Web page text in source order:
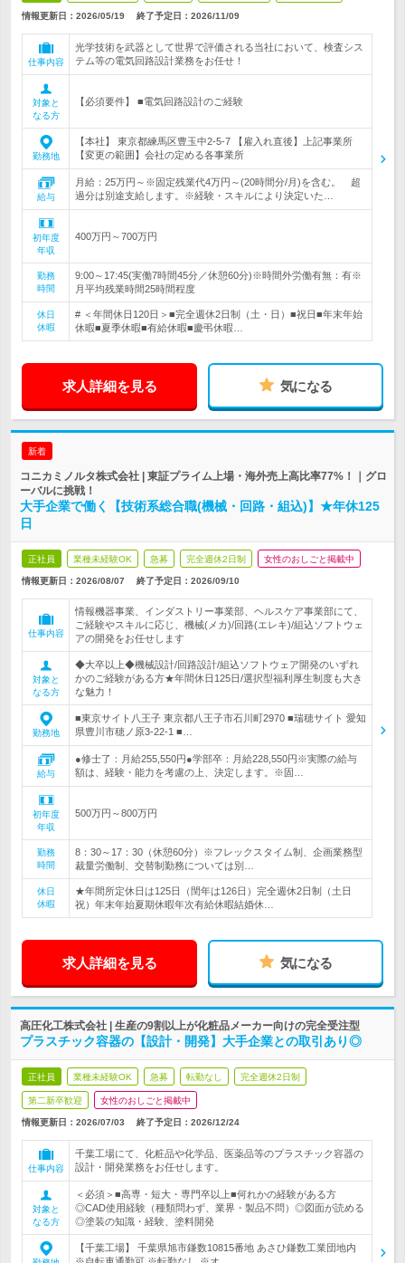
情報更新日：2026/05/19 終了予定日： 2026/11/09
仕事内容
光学技術を武器として世界で評価される当社において、検査シス
テム等の電気回路設計業務をお任せ！
対象と
なる方
【必須要件】 ■電気回路設計のご経験
勤務地
【本社】 東京都練馬区豊玉中2-5-7 【雇入れ直後】上記事業所
【変更の範囲】会社の定める各事業所
給与
月給：25万円～※固定残業代4万円～(20時間分/月)を含む。 超
過分は別途支給します。※経験・スキルにより決定いた…
初年度
年収
400万円～700万円
勤務
時間
9:00～17:45(実働7時間45分／休憩60分)※時間外労働有無：有※
月平均残業時間25時間程度
休日
休暇
# ＜年間休日120日＞■完全週休2日制（土・日）■祝日■年末年始
休暇■夏季休暇■有給休暇■慶弔休暇…
求人詳細を見る 気になる
新着
コニカミノルタ株式会社 | 東証プライム上場・海外売上高比率77%！｜グロ
ーバルに挑戦！
大手企業で働く【技術系総合職(機械・回路・組込)】★年休125
日
正社員 業種未経験OK 急募 完全週休2日制 女性のおしごと掲載中
情報更新日：2026/08/07 終了予定日： 2026/09/10
仕事内容
情報機器事業、インダストリー事業部、ヘルスケア事業部にて、
ご経験やスキルに応じ、機械(メカ)/回路(エレキ)/組込ソフトウェ
アの開発をお任せします
対象と
なる方
◆大卒以上◆機械設計/回路設計/組込ソフトウェア開発のいずれ
かのご経験がある方★年間休日125日/選択型福利厚生制度も大き
な魅力！
勤務地
■東京サイト八王子 東京都八王子市石川町2970 ■瑞穂サイト 愛知
県豊川市穂ノ原3-22-1 ■…
給与
●修士了：月給255,550円●学部卒：月給228,550円※実際の給与
額は、経験・能力を考慮の上、決定します。※固…
初年度
年収
500万円～800万円
勤務
時間
8：30～17：30（休憩60分）※フレックスタイム制、企画業務型
裁量労働制、交替制勤務については別…
休日
休暇
★年間所定休日は125日（閏年は126日）完全週休2日制（土日
祝）年末年始夏期休暇年次有給休暇結婚休…
求人詳細を見る 気になる
高圧化工株式会社 | 生産の9割以上が化粧品メーカー向けの完全受注型
プラスチック容器の【設計・開発】大手企業との取引あり◎
正社員 業種未経験OK 急募 転勤なし 完全週休2日制
第二新卒歓迎 女性のおしごと掲載中
情報更新日：2026/07/03 終了予定日： 2026/12/24
仕事内容
千葉工場にて、化粧品や化学品、医薬品等のプラスチック容器の
設計・開発業務をお任せします。
対象と
なる方
＜必須＞■高専・短大・専門卒以上■何れかの経験がある方
◎CAD使用経験（種類問わず、業界・製品不問）◎図面が読める
◎塗装の知識・経験、塗料開発
【千葉工場】 千葉県旭市鎌数10815番地 あさひ鎌数工業団地内